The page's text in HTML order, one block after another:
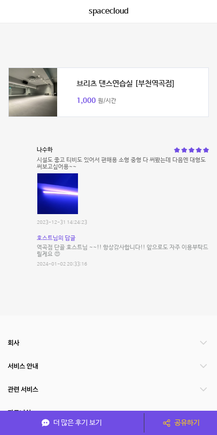
spacecloud
브리츠 댄스연습실 [부천역곡점]
1,000 원/시간
나수하
시설도 좋고 티비도 있어서 편해용 소형 중형 다 써봤는데 다음엔 대형도
써보고싶어용~~
2023-12-31 14:24:23
호스트님의 답글
역곡점 단골 호스트님 ~~!! 항상감사합니다!! 앞으로도 자주 이용부탁드
릴게요 😍
2024-01-02 20:33:16
더 많은 후기 보기 공유하기
회사
서비스 안내
관련 서비스
파트너쉽